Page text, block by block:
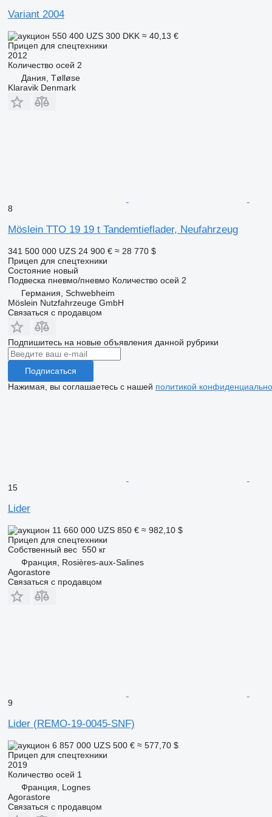
Variant 2004
550 400 UZS 300 DKK ≈ 40,13 €
Прицеп для спецтехники
2012
Количество осей 2
Дания, Tølløse
Klaravik Denmark
8
Möslein TTO 19 19 t Tandemtieflader, Neufahrzeug
341 500 000 UZS 24 900 € ≈ 28 770 $
Прицеп для спецтехники
Состояниеновый
Подвеска пневмо/пневмо Количество осей 2
Германия, Schwebheim
Möslein Nutzfahrzeuge GmbH
Связаться с продавцом
Подпишитесь на новые объявления данной рубрики
Подписаться
Нажимая, вы соглашаетесь с нашей политикой
15
Lider
11 660 000 UZS 850 € ≈ 982,10 $
Прицеп для спецтехники
Собственный вес 550 кг
Франция, Rosières-aux-Salines
Agorastore
Связаться с продавцом
9
Lider (REMO-19-0045-SNF)
6 857 000 UZS 500 € ≈ 577,70 $
Прицеп для спецтехники
2019
Количество осей 1
Франция, Lognes
Agorastore
Связаться с продавцом